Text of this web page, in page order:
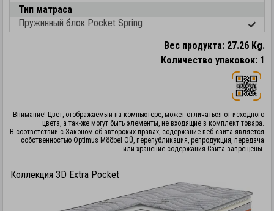
Тип матраса
Пружинный блок Pocket Spring
Вес продукта: 27.26 Kg.
Количество упаковок: 1
Внимание! Цвет, отображаемый на компьютере, может отличаться от исходного
цвета, а так-же могут быть элементы, не входящие в комплект товара.
В соответствии с Законом об авторских правах, содержание веб-сайта является
собственностью Optimus Mööbel OÜ, перепубликация, репродукция, передача
или хранение содержания Сайта запрещены.
Коллекция 3D Extra Pocket